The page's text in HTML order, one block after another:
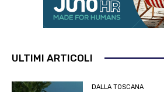
ULTIMI ARTICOLI
DALLA TOSCANA